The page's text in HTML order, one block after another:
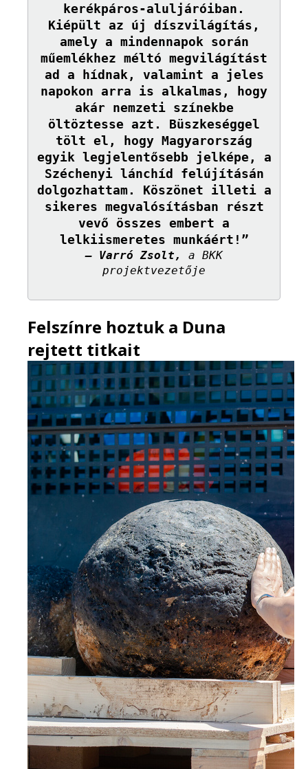
kerékpáros-aluljáróiban.
Kiépült az új díszvilágítás,
amely a mindennapok során
műemlékhez méltó megvilágítást
ad a hídnak, valamint a jeles
napokon arra is alkalmas, hogy
akár nemzeti színekbe
öltöztesse azt. Büszkeséggel
tölt el, hogy Magyarország
egyik legjelentősebb jelképe, a
Széchenyi lánchíd felújításán
dolgozhattam. Köszönet illeti a
sikeres megvalósításban részt
vevő összes embert a
lelkiismeretes munkáért!”
– Varró Zsolt,
a BKK
projektvezetője
Felszínre hoztuk a Duna
rejtett titkait